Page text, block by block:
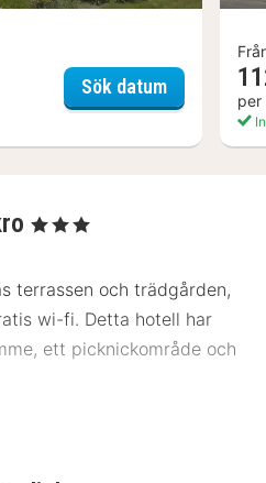
Sök datumTyrstrup Kro
per
, 3 Stjärnor
terrassen och trädgården,
wi-fi. Detta hotell har
ett picknickområde och
en middag på kro stue